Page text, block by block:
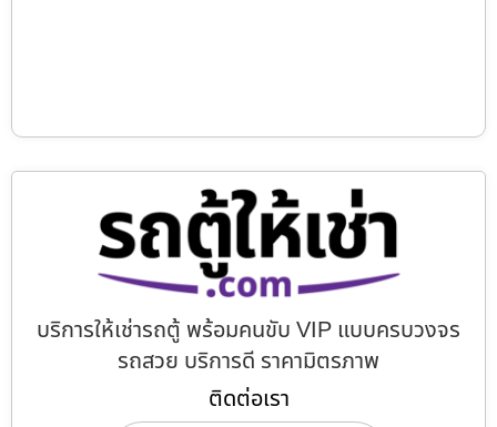
บริการให้เช่ารถตู้ พร้อมคนขับ VIP แบบครบวงจร
รถสวย บริการดี ราคามิตรภาพ
ติดต่อเรา